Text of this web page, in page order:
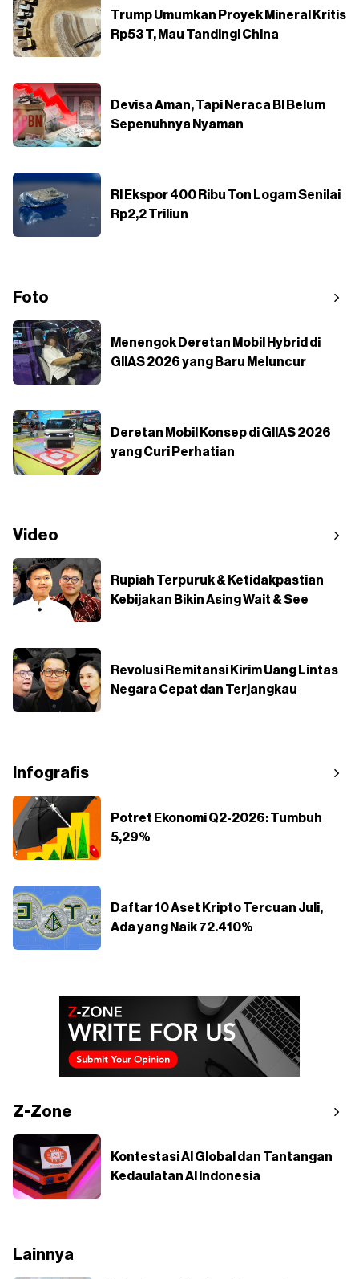
Trump Umumkan Proyek Mineral Kritis
Rp53 T, Mau Tandingi China
Devisa Aman, Tapi Neraca BI Belum
Sepenuhnya Nyaman
RI Ekspor 400 Ribu Ton Logam Senilai
Rp2,2 Triliun
Foto
Menengok Deretan Mobil Hybrid di
GIIAS 2026 yang Baru Meluncur
Deretan Mobil Konsep di GIIAS 2026
yang Curi Perhatian
Video
Rupiah Terpuruk & Ketidakpastian
Kebijakan Bikin Asing Wait & See
Revolusi Remitansi Kirim Uang Lintas
Negara Cepat dan Terjangkau
Infografis
Potret Ekonomi Q2-2026: Tumbuh
5,29%
Daftar 10 Aset Kripto Tercuan Juli,
Ada yang Naik 72.410%
Z-Zone
Kontestasi AI Global dan Tantangan
Kedaulatan AI Indonesia
Lainnya